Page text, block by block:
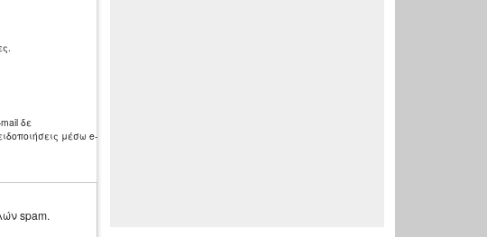
δε
μέσω e-
spam.